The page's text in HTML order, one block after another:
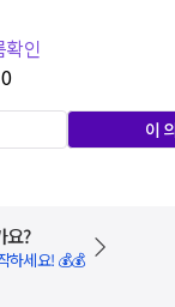
확인
0
이
요?
하세요! 💰💰